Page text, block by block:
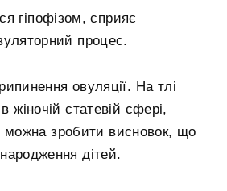
гіпофізом, сприяє
процес.
овуляції. На тлі
жіночій статевій сфері,
можна зробити висновок, що
дітей.